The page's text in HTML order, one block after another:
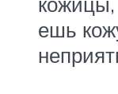
ешь